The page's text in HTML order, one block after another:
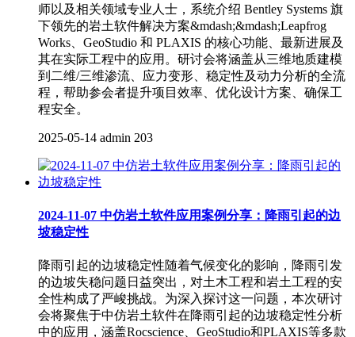
师以及相关领域专业人士，系统介绍 Bentley Systems 旗
下领先的岩土软件解决方案&mdash;&mdash;Leapfrog
Works、GeoStudio 和 PLAXIS 的核心功能、最新进展及
其在实际工程中的应用。研讨会将涵盖从三维地质建模
到二维/三维渗流、应力变形、稳定性及动力分析的全流
程，帮助参会者提升项目效率、优化设计方案、确保工
程安全。
2025-05-14 admin 203
2024-11-07 中仿岩土软件应用案例分享：降雨引起的边
坡稳定性
降雨引起的边坡稳定性随着气候变化的影响，降雨引发
的边坡失稳问题日益突出，对土木工程和岩土工程的安
全性构成了严峻挑战。为深入探讨这一问题，本次研讨
会将聚焦于中仿岩土软件在降雨引起的边坡稳定性分析
中的应用，涵盖Rocscience、GeoStudio和PLAXIS等多款